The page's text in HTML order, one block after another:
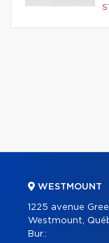
WESTMOUNT
1225 avenue
Westmount,
Bur.: